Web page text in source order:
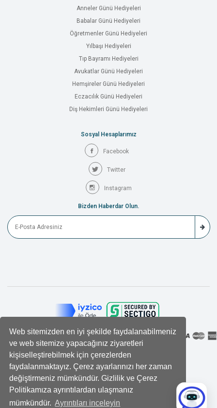
Web sitemizden en iyi şekilde faydalanabilmeniz
ve web sitemize yapacağınız ziyaretleri
kişiselleştirebilmek için çerezlerden
faydalanmaktayız. Çerez ayarlarınızı her zaman
değiştirmeniz mümkündür. Gizlilik ve Çerez
Politikamıza ayrıntılardan ulaşmanız
mümkündür. Ayrıntıları inceleyin
Anneler Günü Hediyeleri
Babalar Günü Hediyeleri
Öğretmenler Günü Hediyeleri
Yılbaşı Hediyeleri
Tıp Bayramı Hediyeleri
Avukatlar Günü Hediyeleri
Hemşireler Günü Hediyeleri
Eczacılık Günü Hediyeleri
Diş Hekimleri Günü Hediyeleri
Sosyal Hesaplarımız
Facebook
Twitter
Instagram
Bizden Haberdar Olun.